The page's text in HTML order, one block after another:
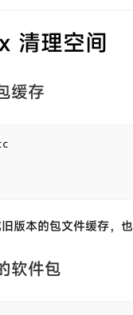
清理空间
缓存
版本的包文件缓存，
软件包